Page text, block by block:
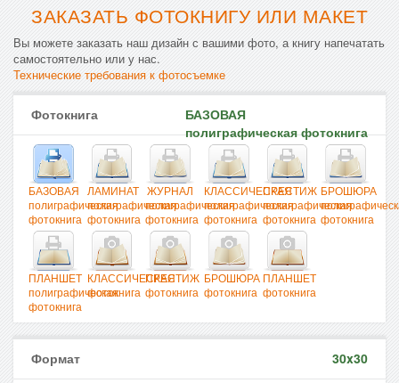
ЗАКАЗАТЬ ФОТОКНИГУ ИЛИ МАКЕТ
Вы можете заказать наш дизайн с вашими фото, а книгу напечатать
самостоятельно или у нас.
Технические требования к фотосъемке
Фотокнига
БАЗОВАЯ
полиграфическая фотокнига
БАЗОВАЯ
полиграфическая
фотокнига
ЛАМИНАТ
полиграфическая
фотокнига
ЖУРНАЛ
полиграфическая
фотокнига
КЛАССИЧЕСКАЯ
полиграфическая
фотокнига
ПРЕСТИЖ
полиграфическая
фотокнига
БРОШЮРА
фотокнига
ПЛАНШЕТ
полиграфическая
фотокнига
КЛАССИЧЕСКАЯ
фотокнига
ПРЕСТИЖ
фотокнига
БРОШЮРА
фотокнига
ПЛАНШЕТ
фотокнига
Формат 30x30